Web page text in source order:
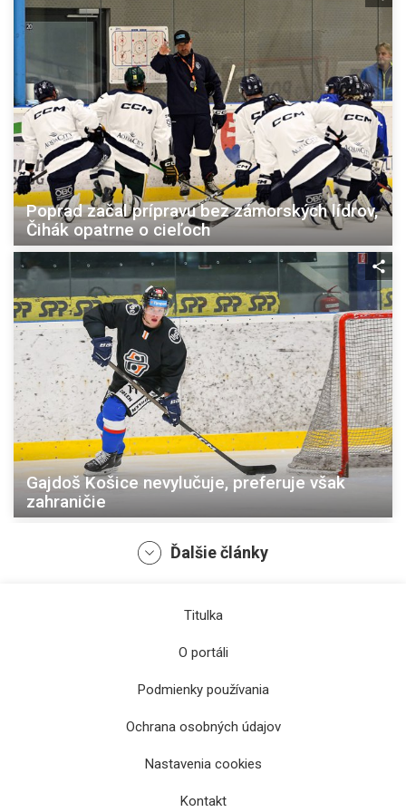
Poprad začal prípravu bez zámorských lídrov,
Čihák opatrne o cieľoch
Gajdoš Košice nevylučuje, preferuje však
zahraničie
Rosandić chce v Košiciach zostať, ale...
Ďalšie články
Titulka
O portáli
Podmienky používania
Ochrana osobných údajov
Nastavenia cookies
Kontakt